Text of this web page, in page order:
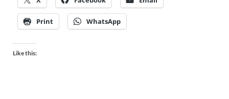
Print WhatsApp
Like this: